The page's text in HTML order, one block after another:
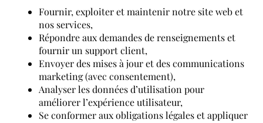
Fournir, exploiter et maintenir notre site web et
nos services,
Répondre aux demandes de renseignements et
fournir un support client,
Envoyer des mises à jour et des communications
marketing (avec consentement),
Analyser les données d’utilisation pour
améliorer l’expérience utilisateur,
Se conformer aux obligations légales et appliquer